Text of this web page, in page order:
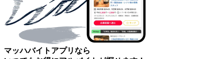
マッハバイトアプリなら